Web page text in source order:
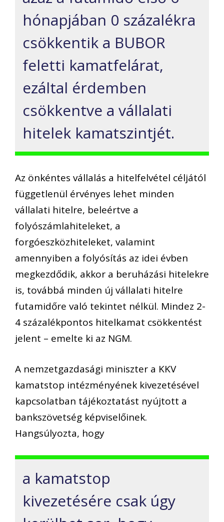
hónapjában 0 százalékra
csökkentik a BUBOR
feletti kamatfelárat,
ezáltal érdemben
csökkentve a vállalati
hitelek kamatszintjét.
Az önkéntes vállalás a hitelfelvétel céljától
függetlenül érvényes lehet minden
vállalati hitelre, beleértve a
folyószámlahiteleket, a
forgóeszközhiteleket, valamint
amennyiben a folyósítás az idei évben
megkezdődik, akkor a beruházási hitelekre
is, továbbá minden új vállalati hitelre
futamidőre való tekintet nélkül. Mindez 2-
4 százalékpontos hitelkamat csökkentést
jelent – emelte ki az NGM.
A nemzetgazdasági miniszter a KKV
kamatstop intézményének kivezetésével
kapcsolatban tájékoztatást nyújtott a
bankszövetség képviselőinek.
Hangsúlyozta, hogy
a kamatstop
kivezetésére csak úgy